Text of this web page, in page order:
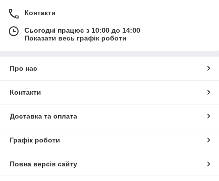
Контакти
Сьогодні працює з 10:00 до 14:00
Показати весь графік роботи
Про нас
Контакти
Доставка та оплата
Графік роботи
Повна версія сайту